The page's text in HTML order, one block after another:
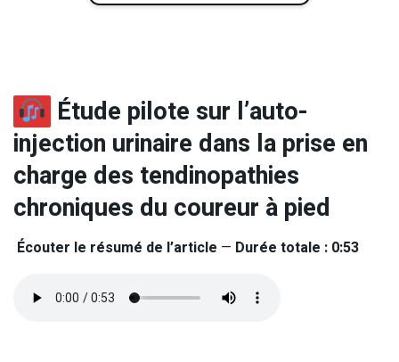
Étude pilote sur l’auto-
injection urinaire dans la prise en
charge des tendinopathies
chroniques du coureur à pied
Écouter le résumé de l’article — Durée totale : 0:53